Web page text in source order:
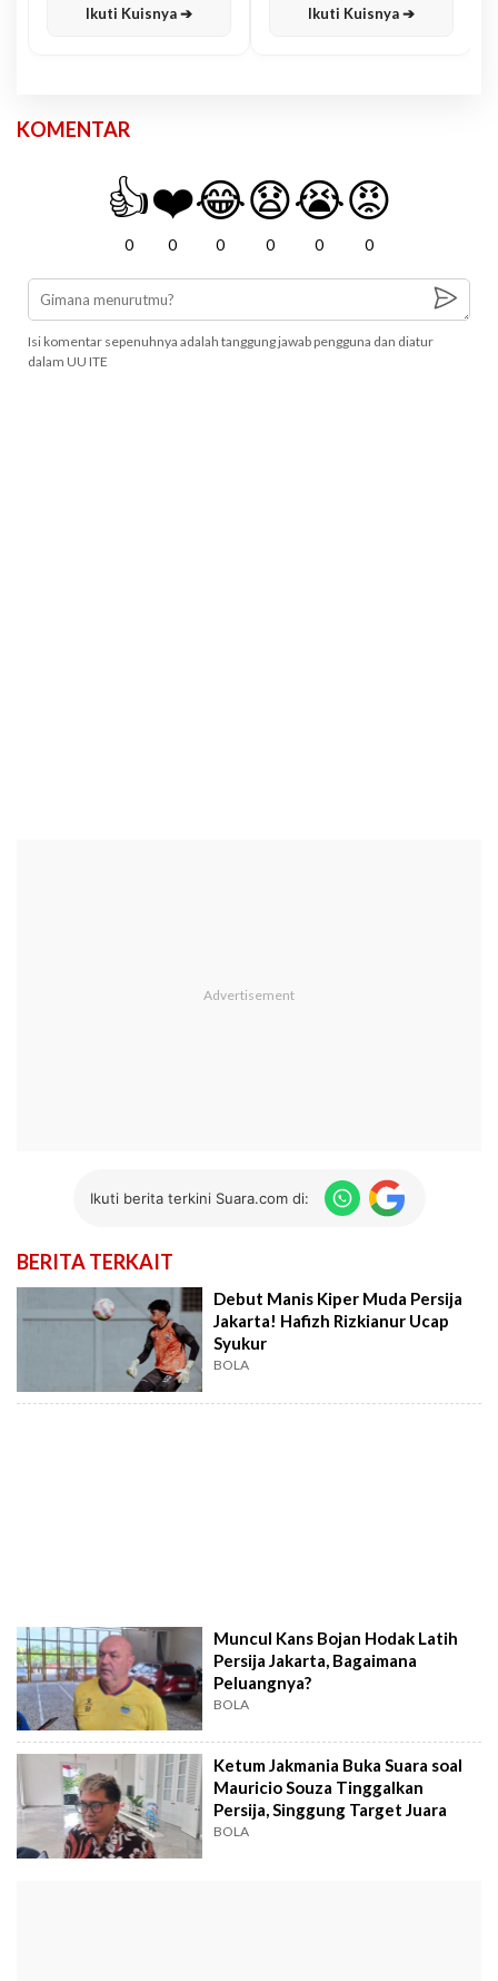
Ikuti Kuisnya ➔ Ikuti Kuisnya ➔
KOMENTAR
👍
0
❤️
0
😂
0
😧
0
😭
0
😡
0
Isi komentar sepenuhnya adalah tanggung jawab pengguna dan diatur
dalam UU ITE
Ikuti berita terkini Suara.com di:
BERITA TERKAIT
Debut Manis Kiper Muda Persija
Jakarta! Hafizh Rizkianur Ucap
Syukur
BOLA
Muncul Kans Bojan Hodak Latih
Persija Jakarta, Bagaimana
Peluangnya?
BOLA
Ketum Jakmania Buka Suara soal
Mauricio Souza Tinggalkan
Persija, Singgung Target Juara
BOLA